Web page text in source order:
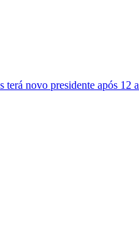
novo presidente após 12